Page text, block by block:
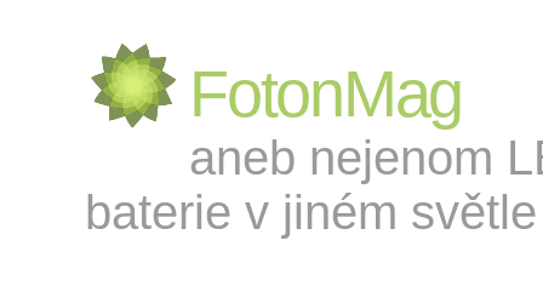
FotonMag
aneb nejenom
baterie v jiném